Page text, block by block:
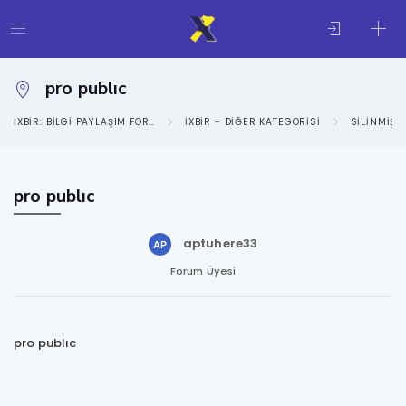
pro publıc
IXBIR: BILGI PAYLAŞIM FORUMU IXBIR - DIĞER KATEGORISI SILINMIŞ
pro publıc
aptuhere33
Forum Üyesi
pro publıc